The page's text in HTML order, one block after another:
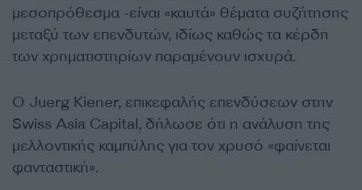
μεσοπρόθεσμα -είναι «καυτά» θέματα συζήτησης
μεταξύ των επενδυτών, ιδίως καθώς τα κέρδη
των χρηματιστηρίων παραμένουν ισχυρά.
Ο Juerg Kiener, επικεφαλής επενδύσεων στην
Swiss Asia Capital, δήλωσε ότι η ανάλυση της
μελλοντικής καμπύλης για τον χρυσό «φαίνεται
φανταστική».